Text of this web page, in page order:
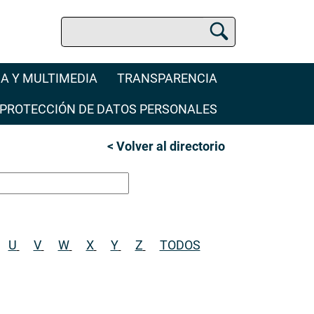
Buscar
Y MULTIMEDIA TRANSPARENCIA
DE DATOS PERSONALES
< Volver al directorio
U V W X Y Z TODOS